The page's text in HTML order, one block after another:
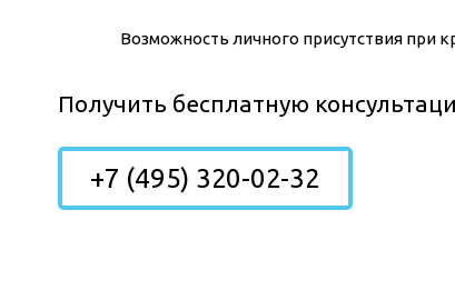
Возможность личного присутствия при
Получить бесплатную
+7 (495) 320-02-32